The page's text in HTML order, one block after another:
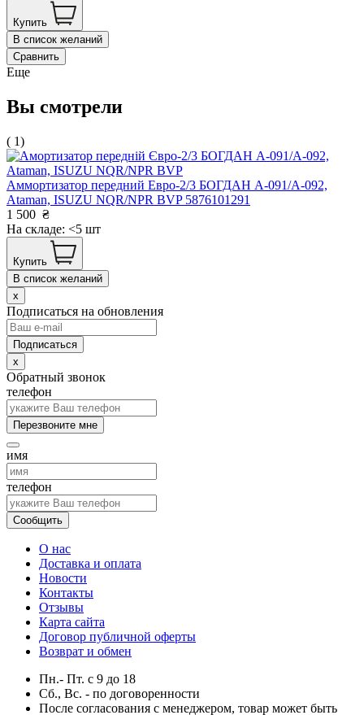
Купить
В список желаний
Сравнить
Еще
Вы смотрели
( 1)
Аммортизатор передний Евро-2/3 БОГДАН А-091/А-092,
Ataman, ISUZU NQR/NPR BVP 5876101291
1 500 ₴
На складе: <5 шт
Купить
В список желаний
x
Подписаться на обновления
x
Обратный звонок
телефон
Перезвоните мне
имя
телефон
Сообщить
О нас
Доставка и оплата
Новости
Контакты
Отзывы
Карта сайта
Договор публичной оферты
Возврат и обмен
Пн.- Пт. с 9 до 18
Сб., Вс. - по договоренности
После согласования с менеджером, товар может быть